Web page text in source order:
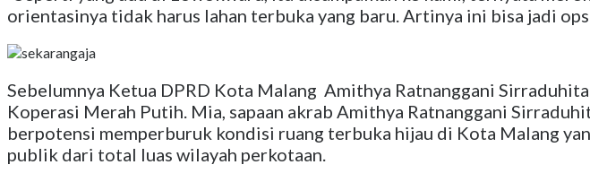
orientasinya tidak harus lahan terbuka yang baru. Artinya ini bisa jadi
Sebelumnya Ketua DPRD Kota Malang Amithya Ratnanggani
Koperasi Merah Putih. Mia, sapaan akrab Amithya Ratnanggani
berpotensi memperburuk kondisi ruang terbuka hijau di Kota Malang
publik dari total luas wilayah perkotaan.